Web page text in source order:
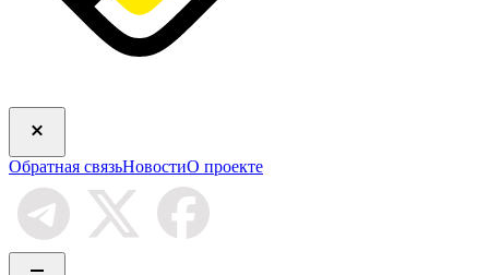
Обратная связьНовостиО проекте